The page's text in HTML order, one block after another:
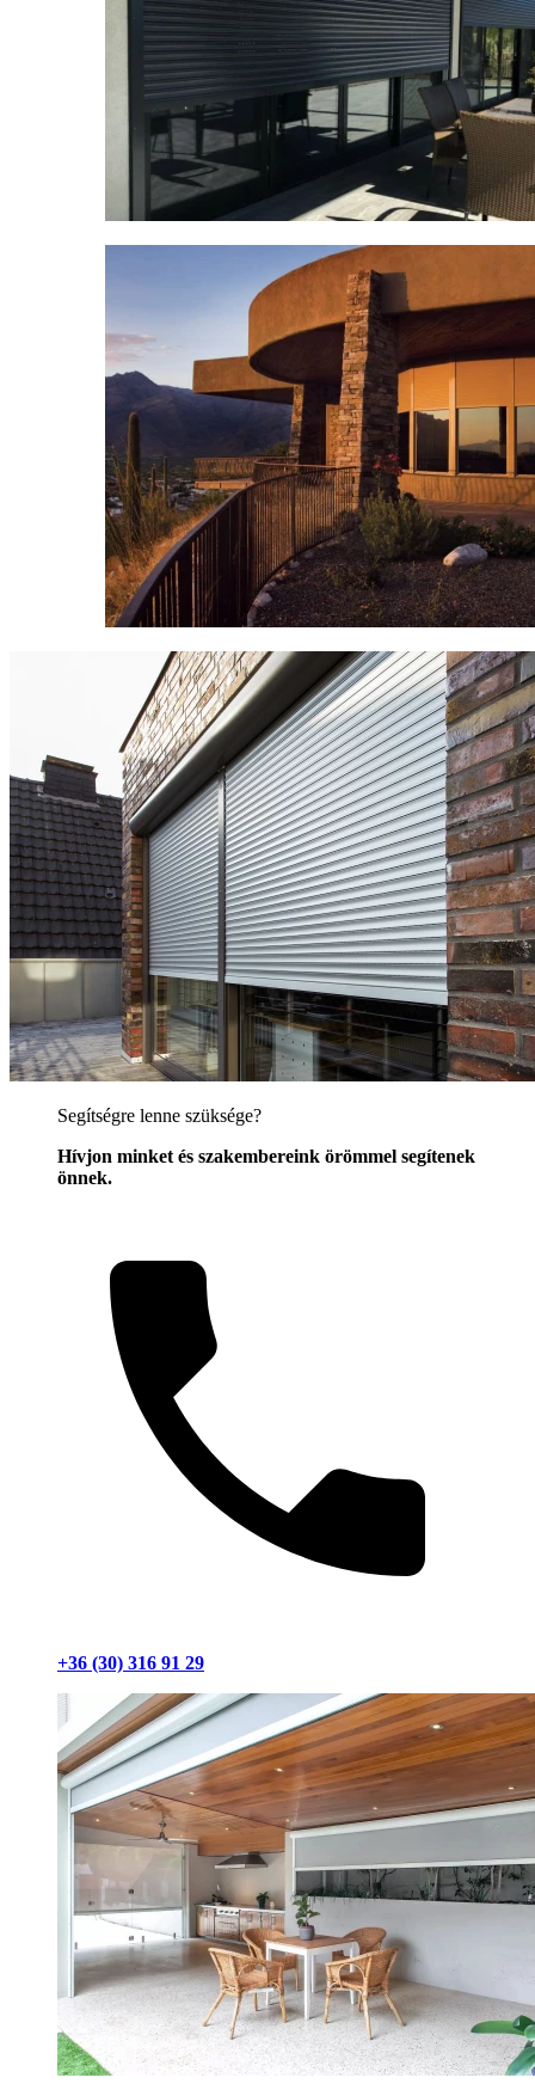
Segítségre lenne szüksége?
Hívjon minket és szakembereink örömmel segítenek
önnek.
+36 (30) 316 91 29